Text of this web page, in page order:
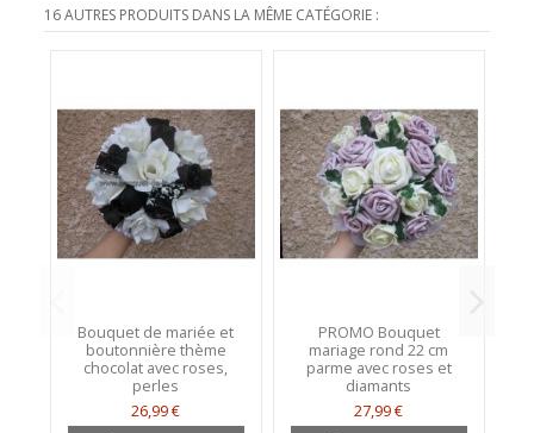
16 AUTRES PRODUITS DANS LA MÊME CATÉGORIE :
Bouquet de mariée et
boutonnière thème
chocolat avec roses,
perles
26,99 €
PROMO Bouquet
mariage rond 22 cm
parme avec roses et
diamants
27,99 €